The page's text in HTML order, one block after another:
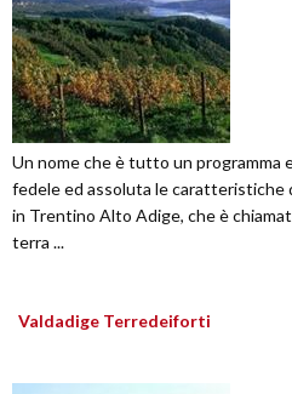
Un nome che è tutto un programma
fedele ed assoluta le caratteristiche
in Trentino Alto Adige, che è
terra ...
Valdadige Terredeiforti